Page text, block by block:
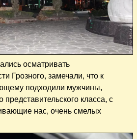
осматривать
Грозного, замечали, что к
подходили мужчины,
класса, с
нас, очень смелых